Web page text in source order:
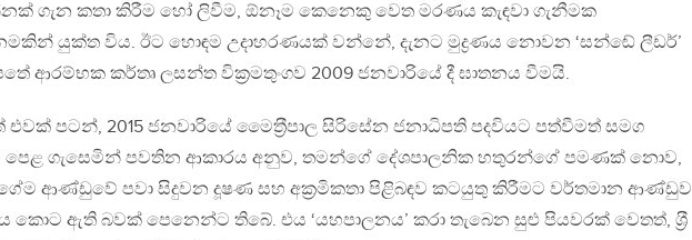
ගැන කතා කිරීම හෝ ලිවීම, ඕනෑම කෙනෙකු වෙත මරණය කැඳවා ගැනීමක
යුක්ත විය. ඊට හොඳම උදාහරණයක් වන්නේ, දැනට මුද්‍රණය නොවන ‘සන්ඬේ ලීඩර්’
ආරම්භක කර්තෘ ලසන්ත වික‍්‍රමතුංගව 2009 ජනවාරියේ දී ඝාතනය වීමයි.
එවක් පටන්, 2015 ජනවාරියේ මෛත‍්‍රීපාල සිරිසේන ජනාධිපති පදවියට පත්වීමත් සමග
පෙළ ගැසෙමින් පවතින ආකාරය අනුව, තමන්ගේ දේශපාලනික හතුරන්ගේ පමණක් නොව,
ආණ්ඩුවේ පවා සිදුවන දූෂණ සහ අක‍්‍රමිකතා පිළිබඳව කටයුතු කිරීමට වර්තමාන ආණ්ඩුව
කොට ඇති බවක් පෙනෙන්ට තිබේ. එය ‘යහපාලනය’ කරා තැබෙන සුළු පියවරක් වෙතත්, ශ‍්‍රී